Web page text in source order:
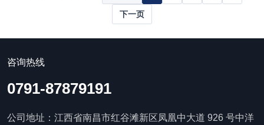
下一页
咨询热线
0791-87879191
公司地址：江西省南昌市红谷滩新区凤凰中大道 926 号中洋